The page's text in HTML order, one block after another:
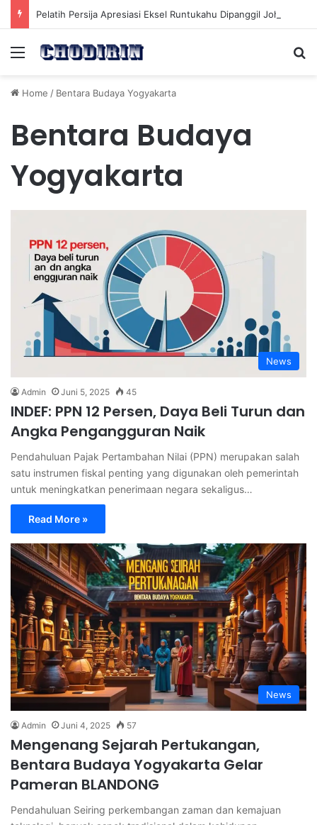
Menu
Home / Bentara Budaya Yogyakarta
Bentara Budaya
Yogyakarta
News
Admin Juni 5, 2025 45
INDEF: PPN 12 Persen, Daya Beli Turun dan
Angka Pengangguran Naik
Pendahuluan Pajak Pertambahan Nilai (PPN) merupakan salah
satu instrumen fiskal penting yang digunakan oleh pemerintah
untuk meningkatkan penerimaan negara sekaligus…
Read More »
News
Admin Juni 4, 2025 57
Mengenang Sejarah Pertukangan,
Bentara Budaya Yogyakarta Gelar
Pameran BLANDONG
Pendahuluan Seiring perkembangan zaman dan kemajuan